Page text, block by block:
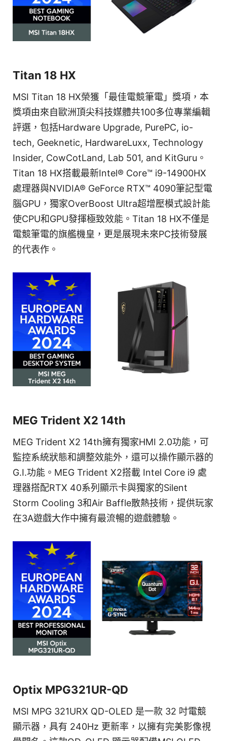
Titan 18 HX
MSI Titan 18 HX榮獲「最佳電競筆電」獎項，本
獎項由來自歐洲頂尖科技媒體共100多位專業編輯
評選，包括Hardware Upgrade, PurePC, io-
tech, Geeknetic, HardwareLuxx, Technology
Insider, CowCotLand, Lab 501, and KitGuru。
Titan 18 HX搭載最新Intel® Core™ i9-14900HX
處理器與NVIDIA® GeForce RTX™ 4090筆記型電
腦GPU，獨家OverBoost Ultra超增壓模式設計能
使CPU和GPU發揮極致效能。Titan 18 HX不僅是
電競筆電的旗艦機皇，更是展現未來PC技術發展
的代表作。
MEG Trident X2 14th
MEG Trident X2 14th擁有獨家HMI 2.0功能，可
監控系統狀態和調整效能外，還可以操作顯示器的
G.I.功能。MEG Trident X2搭載 Intel Core i9 處
理器搭配RTX 40系列顯示卡與獨家的Silent
Storm Cooling 3和Air Baffle散熱技術，提供玩家
在3A遊戲大作中擁有最流暢的遊戲體驗。
Optix MPG321UR-QD
MSI MPG 321URX QD-OLED 是一款 32 吋電競
顯示器，具有 240Hz 更新率，以擁有完美影像視